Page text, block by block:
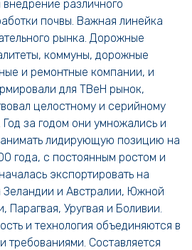
различного
почвы. Важная линейка
рынка. Дорожные
коммуны, дорожные
и ремонтные компании, и
для ТВеН рынок,
целостному и серийному
за годом они умножались и
лидирующую позицию на
года, с постоянным ростом и
экспортировать на
и Австралии, Южной
Парагвая, Уругвая и Боливии.
и технология объединяются в
требованиями. Составляется